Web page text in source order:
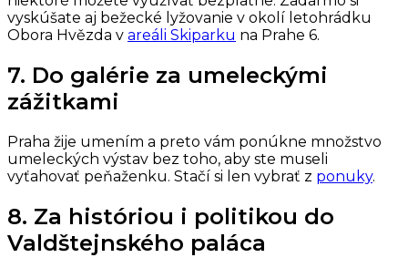
vyskúšate aj bežecké lyžovanie v okolí letohrádku
Obora Hvězda v areáli Skiparku na Prahe 6.
7. Do galérie za umeleckými
zážitkami
Praha žije umením a preto vám ponúkne množstvo
umeleckých výstav bez toho, aby ste museli
vyťahovať peňaženku. Stačí si len vybrať z ponuky.
8. Za históriou i politikou do
Valdštejnského paláca